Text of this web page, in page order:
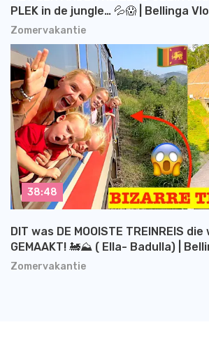
Zomervakantie
PLEK in de jungle… 💦😱 | Bellinga
Zomervakantie
DIT was DE MOOISTE TREINREIS die
GEMAAKT! 🚂⛰️ ( Ella- Badulla) |
38:48